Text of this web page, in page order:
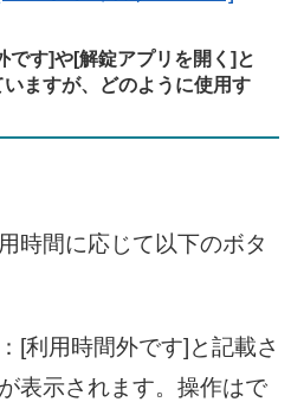
です]や[解錠アプリを開く]と
ますが、どのように使用す
間に応じて以下のボタ
[利用時間外です]と記載さ
表示されます。操作はで